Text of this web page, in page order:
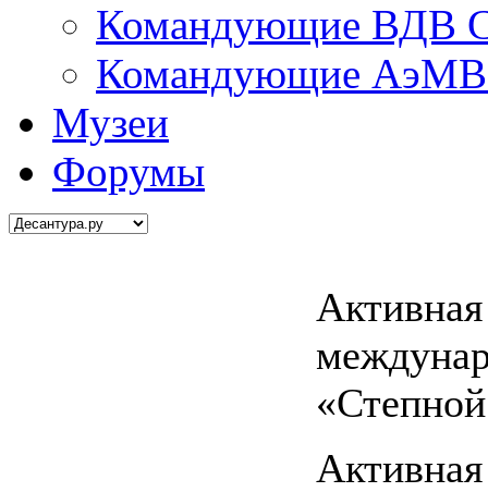
Командующие ВДВ
Командующие АэМВ
Музеи
Форумы